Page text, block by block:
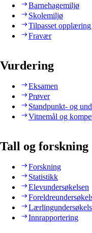
Barnehagemiljø
Skolemiljø
Tilpasset
Fravær
Vurdering
Eksamen
Prøver
Standpunkt- og
Vitnemål og
Tall og forskning
Forskning
Statistikk
Elevundersøkelsen
Innrapportering